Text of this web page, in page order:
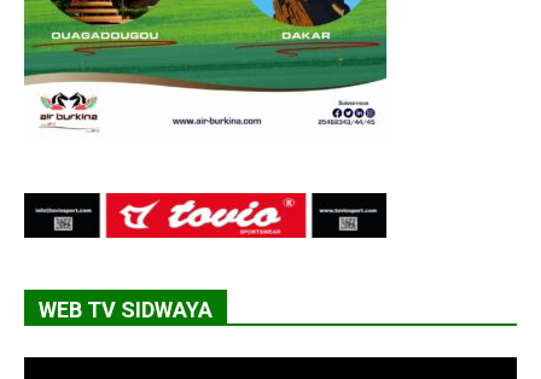
WEB TV SIDWAYA